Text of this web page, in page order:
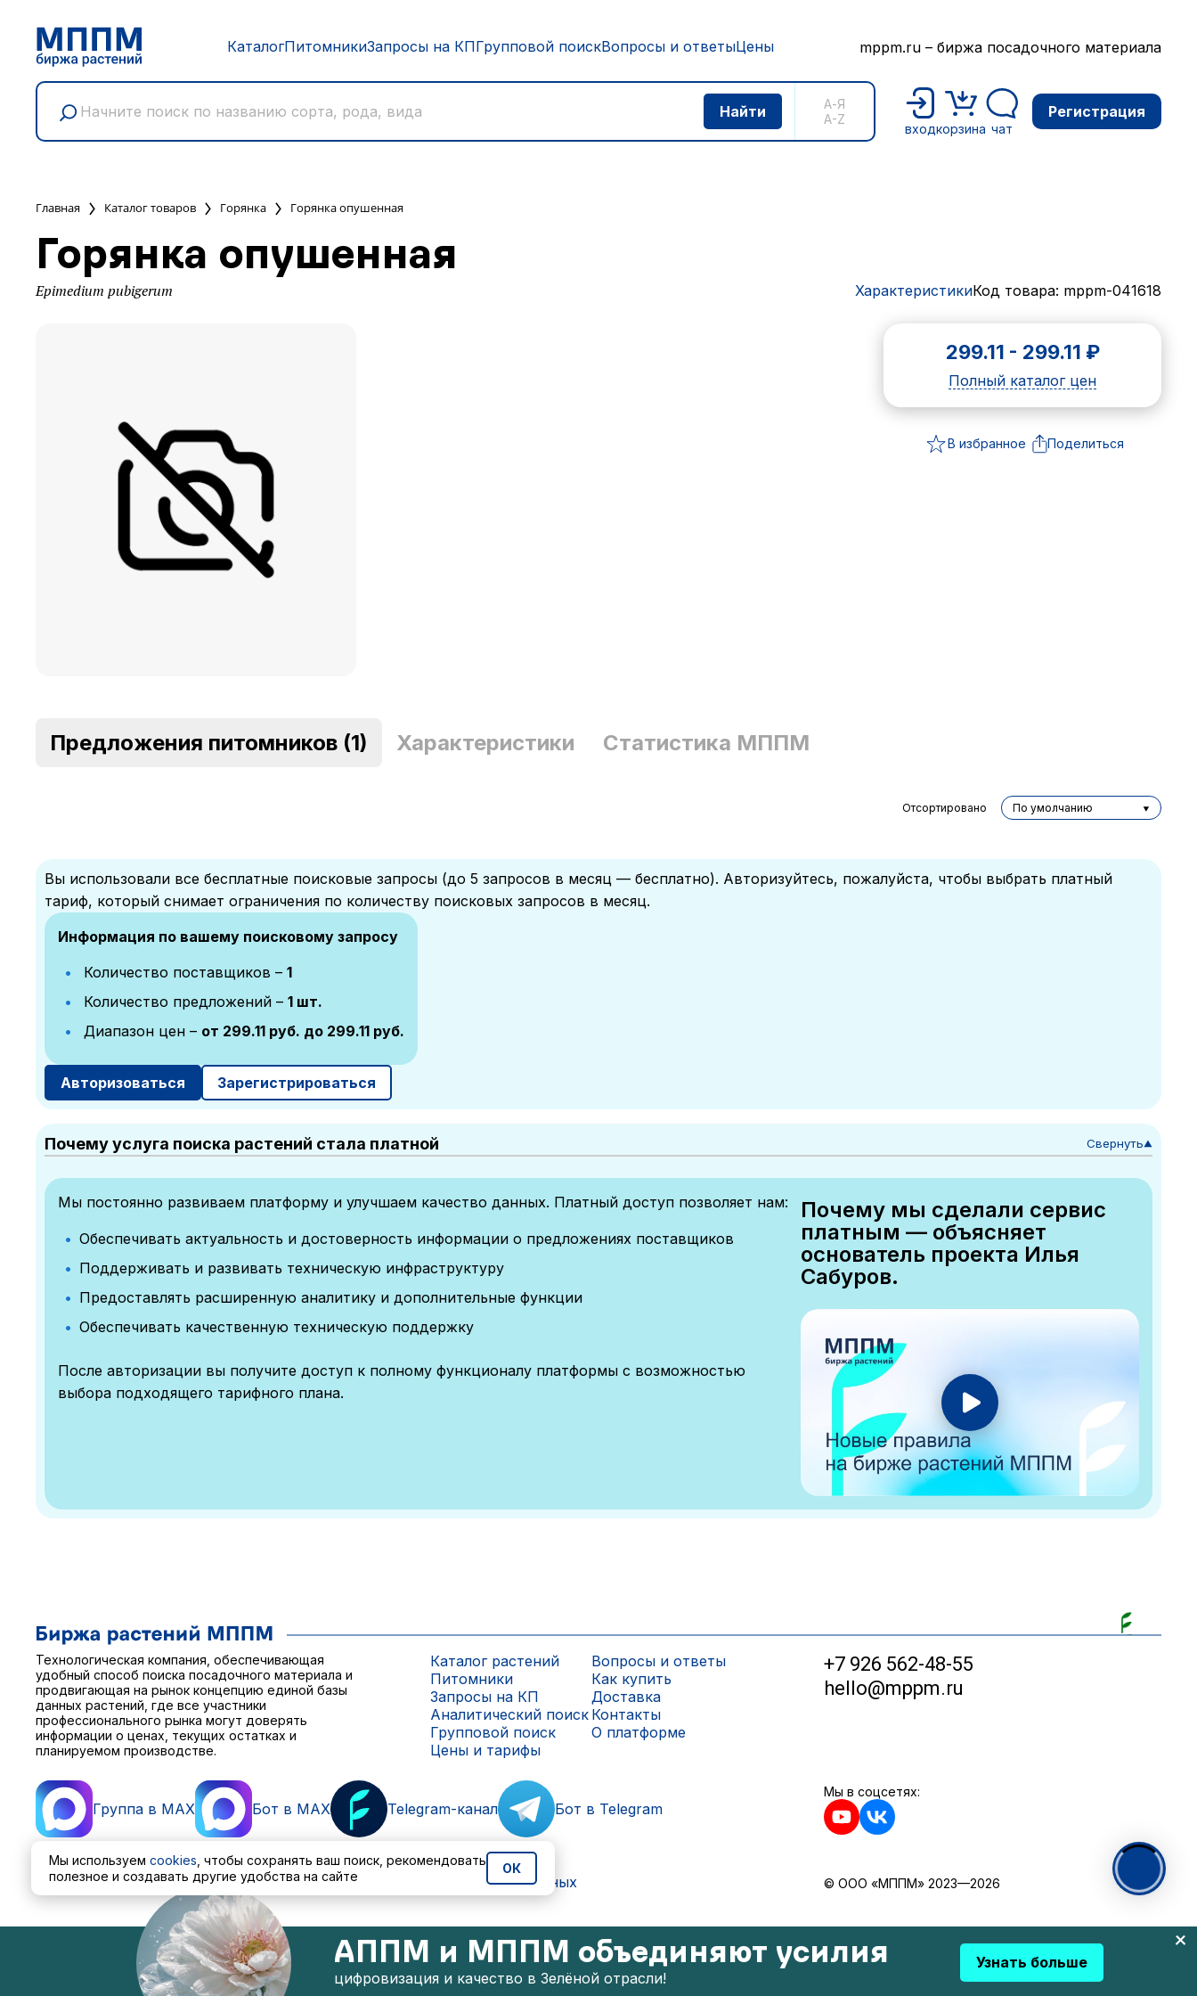
КаталогПитомникиЗапросы на КПГрупповой поискВопросы и ответыЦены mppm.ru – биржа посадочного материала
А-Я
A-Z
входкорзина чат
Регистрация
Главная Каталог товаров Горянка Горянка опушенная
Горянка опушенная
Epimedium pubigerum ХарактеристикиКод товара: mppm-041618
299.11 - 299.11 ₽
Полный каталог цен
В избранное Поделиться
Предложения питомников (1) Характеристики Статистика МППМ
Отсортировано По умолчанию
Вы использовали все бесплатные поисковые запросы (до 5 запросов в месяц — бесплатно). Авторизуйтесь, пожалуйста, чтобы выбрать платный
тариф, который снимает ограничения по количеству поисковых запросов в месяц.
Информация по вашему поисковому запросу
Количество поставщиков – 1
Количество предложений – 1 шт.
Диапазон цен – от 299.11 руб. до 299.11 руб.
Авторизоваться Зарегистрироваться
Почему услуга поиска растений стала платной Свернуть▼
Мы постоянно развиваем платформу и улучшаем качество данных. Платный доступ позволяет нам:
Обеспечивать актуальность и достоверность информации о предложениях поставщиков
Поддерживать и развивать техническую инфраструктуру
Предоставлять расширенную аналитику и дополнительные функции
Обеспечивать качественную техническую поддержку
После авторизации вы получите доступ к полному функционалу платформы с возможностью
выбора подходящего тарифного плана.
Почему мы сделали сервис
платным — объясняет
основатель проекта Илья
Сабуров.
АППМ и МППМ объединяют усилия
цифровизация и качество в Зелёной отрасли!
Узнать больше
Технологическая компания, обеспечивающая
удобный способ поиска посадочного материала и
продвигающая на рынок концепцию единой базы
данных растений, где все участники
профессионального рынка могут доверять
информации о ценах, текущих остатках и
планируемом производстве.
Каталог растений
Питомники
Запросы на КП
Аналитический поиск
Групповой поиск
Цены и тарифы
Вопросы и ответы
Как купить
Доставка
Контакты
О платформе
+7 926 562-48-55
hello@mppm.ru
Группа в MAX Бот в MAX Telegram-канал Бот в Telegram
Мы в соцсетях:
Пользовательское соглашениеПолитика обработки персональных данных © ООО «МППМ» 2023—2026
Мы используем cookies , чтобы сохранять ваш поиск, рекомендовать
полезное и создавать другие удобства на сайте
ОК